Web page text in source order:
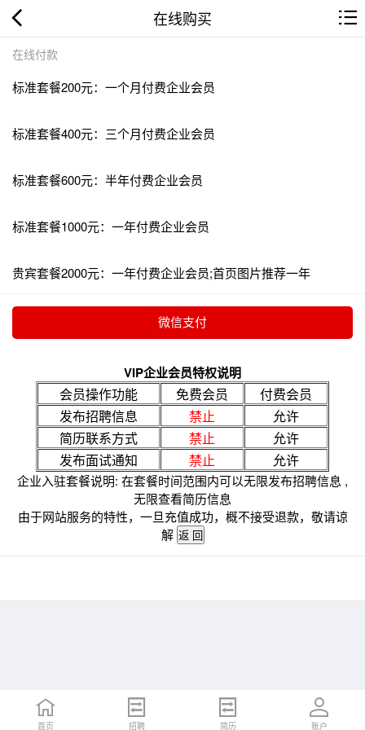
在线购买
在线付款
标准套餐200元：一个月付费企业会员
标准套餐400元：三个月付费企业会员
标准套餐600元：半年付费企业会员
标准套餐1000元：一年付费企业会员
贵宾套餐2000元：一年付费企业会员;首页图片推荐一年
VIP企业会员特权说明
会员操作功能 免费会员
付费会员
发布招聘信息
禁止
允许
简历联系方式
禁止
允许
发布面试通知
禁止 允许
企业入驻套餐说明: 在套餐时间范围内可以无限发布招聘信息 ,
无限查看简历信息
由于网站服务的特性，一旦充值成功，概不接受退款，敬请谅
解
首页 招聘 简历 账户